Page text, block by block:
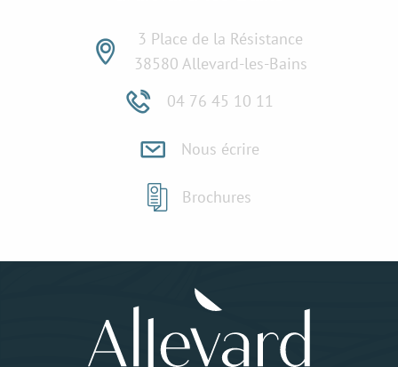
3 Place de la Résistance
38580 Allevard-les-Bains
04 76 45 10 11
Nous écrire
Brochures